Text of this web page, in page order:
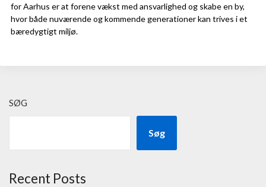
for Aarhus er at forene vækst med ansvarlighed og skabe en by,
hvor både nuværende og kommende generationer kan trives i et
bæredygtigt miljø.
SØG
Søg
Recent Posts